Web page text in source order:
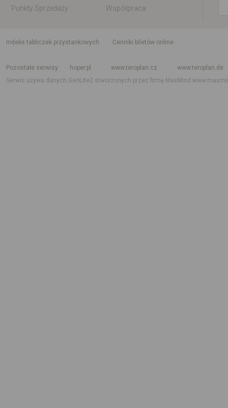
Punkty Sprzedaży
Współpraca
indeks tabliczek przystankowych
Cenniki biletów online
Pozostałe serwisy
hoper.pl www.teroplan.cz
www.teroplan.de
Serwis używa danych GeoLite2 stworzonych przez firmę MaxMind